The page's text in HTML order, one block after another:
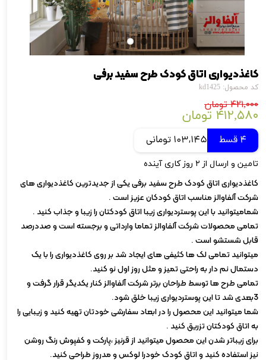
کاغذدیواری اتاق کودک طرح سفید برفی
کد محصول: kd1425
۴۲۱,۰۰۰ تومان
۴۱۲,۵۸۰ تومان
4 قسط 103,145 تومانی
تامین و ارسال از ۲ روز کاری آینده
کاغذدیواری اتاق کودک طرح سفید برفی یکی از جدیدترین کاغذدیواری های
شرکت آلفاوالز مناسب اتاق کودکان عزیز است .
شمامیتوانید با این پوستردیواری زیبا اتاق کودکتان را زیبا و جذاب کنید .
تمامی محصولات شرکت آلفاوالز تماما وارداتی و برجسته است و صددرصد
قابل شستشو است .
میتوانید تمامی لک ها کثیفی های ایجاد شد بر روی کاغذدیواری را با یک
دستمال نم دار به راحتی تمیز و مثل روز اول نو کنید.
تمامی طرح ها توسط طراحان برتر شرکت آلفاوالز کنار یکدیگر قرار گرفت و
3بعدی شد تا این پوستردیواری زیبا خلق شود.
شما میتوانید این محصول را در ابعاد سفارشی خودتان تهیه کنید و زیبایی را
به اتاق کودکتان تزریق کنید .
برای زیباتر شدن این محصول میتوانید از قرنیز ،پارکت و کفپوش رنگ روشن
نیز استفاده کنید و اتاق کودک خودرا لوکس و مدروز طراحی کنید.